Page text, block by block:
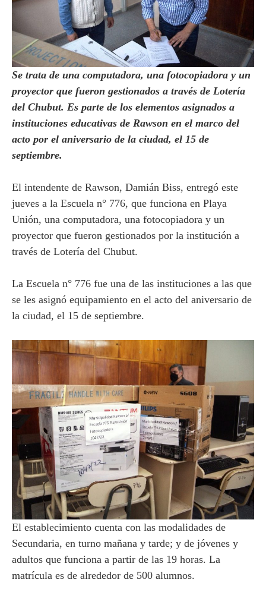
Se trata de una computadora, una fotocopiadora y un
proyector que fueron gestionados a través de Lotería
del Chubut. Es parte de los elementos asignados a
instituciones educativas de Rawson en el marco del
acto por el aniversario de la ciudad, el 15 de
septiembre.
El intendente de Rawson, Damián Biss, entregó este
jueves a la Escuela n° 776, que funciona en Playa
Unión, una computadora, una fotocopiadora y un
proyector que fueron gestionados por la institución a
través de Lotería del Chubut.
La Escuela n° 776 fue una de las instituciones a las que
se les asignó equipamiento en el acto del aniversario de
la ciudad, el 15 de septiembre.
El establecimiento cuenta con las modalidades de
Secundaria, en turno mañana y tarde; y de jóvenes y
adultos que funciona a partir de las 19 horas. La
matrícula es de alrededor de 500 alumnos.